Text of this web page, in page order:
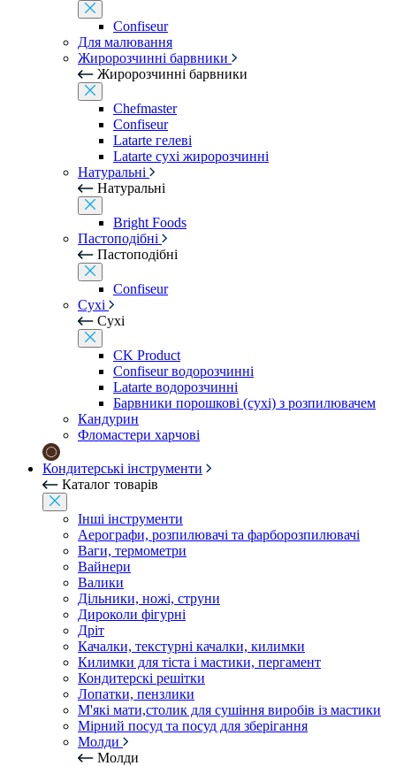
Confiseur
Для малювання
Жиророзчинні барвники
Жиророзчинні барвники
Chefmaster
Confiseur
Latarte гелеві
Latarte сухі жиророзчинні
Натуральні
Натуральні
Bright Foods
Пастоподібні
Пастоподібні
Confiseur
Сухі
Сухі
CK Product
Confiseur водорозчинні
Latarte водорозчинні
Барвники порошкові (сухі) з розпилювачем
Кандурин
Фломастери харчові
Кондитерські інструменти
Каталог товарів
Інші інструменти
Аерографи, розпилювачі та фарборозпилювачі
Ваги, термометри
Вайнери
Валики
Дільники, ножі, струни
Дироколи фігурні
Дріт
Качалки, текстурні качалки, килимки
Килимки для тіста і мастики, пергамент
Кондитерскі решітки
Лопатки, пензлики
М'які мати,столик для сушіння виробів із мастики
Мірний посуд та посуд для зберігання
Молди
Молди